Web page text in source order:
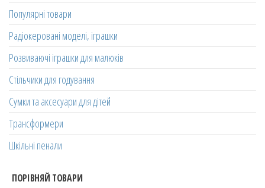
Популярні товари
Радіокеровані моделі, іграшки
Розвиваючі іграшки для малюків
Стільчики для годування
Сумки та аксесуари для дітей
Трансформери
Шкільні пенали
ПОРІВНЯЙ ТОВАРИ